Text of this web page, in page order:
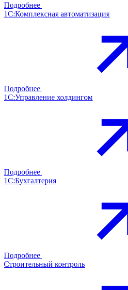
Подробнее
1С:Комплексная автоматизация
Подробнее
1С:Управление холдингом
Подробнее
1С:Бухгалтерия
Подробнее
Строительный контроль